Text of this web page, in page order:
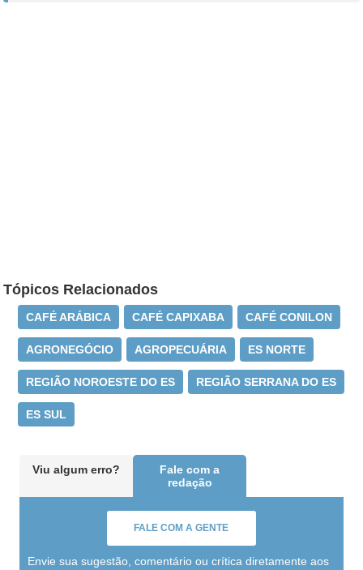
Tópicos Relacionados
CAFÉ ARÁBICA CAFÉ CAPIXABA CAFÉ CONILON
AGRONEGÓCIO AGROPECUÁRIA ES NORTE
REGIÃO NOROESTE DO ES REGIÃO SERRANA DO ES
ES SUL
Viu algum erro?
Fale com a
redação
FALE COM A GENTE
Envie sua sugestão, comentário ou crítica diretamente aos